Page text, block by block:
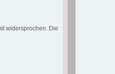
widersprochen. Die